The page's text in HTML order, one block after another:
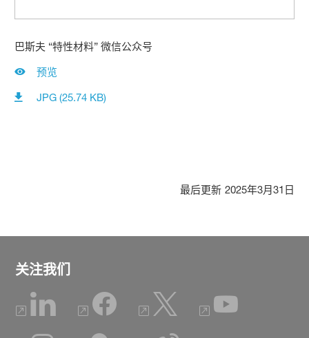
巴斯夫 “特性材料” 微信公众号
预览
JPG (25.74 KB)
最后更新 2025年3月31日
关注我们